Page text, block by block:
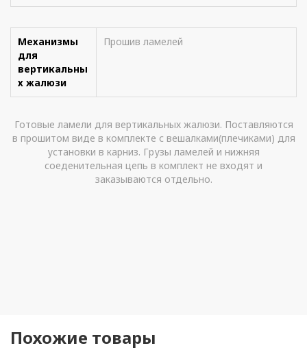
Механизмы
для
вертикальны
х жалюзи
Прошив ламелей
Готовые ламели для вертикальных жалюзи. Поставляются
в прошитом виде в комплекте с вешалками(плечиками) для
установки в карниз. Грузы ламелей и нижняя
соеденительная цепь в комплект не входят и
заказываются отдельно.
Похожие товары